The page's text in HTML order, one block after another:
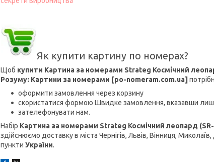
Як купити картину по номерах?
Щоб купити Картина за номерами Strateg Космічний
Розуму: Картини за номерами [po-nomeram.com.ua]
оформити замовлення через корзину
скористатися формою Швидке замовлення, вказавши
зателефонувати нам.
Набір Картина за номерами Strateg Космічний леопард (SR-
здійснюємо доставку в міста Чернігів, Львів, Вінниця,
пункти України.